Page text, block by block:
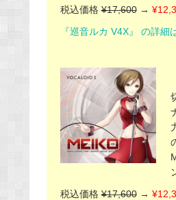
税込価格¥17,600→
『巡音ルカ V4X』 の詳細
税込価格¥17,600→